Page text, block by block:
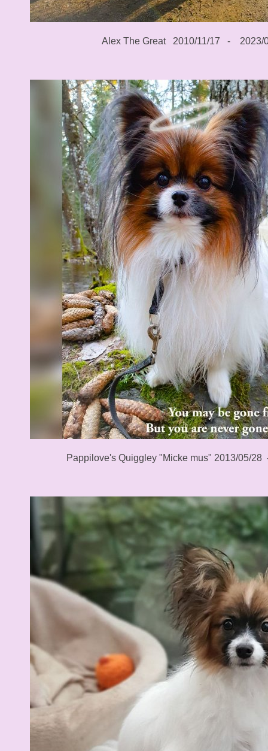
Alex The Great 2010/11/17 - 2023/
Pappilove's Quiggley "Micke mus" 2013/05/